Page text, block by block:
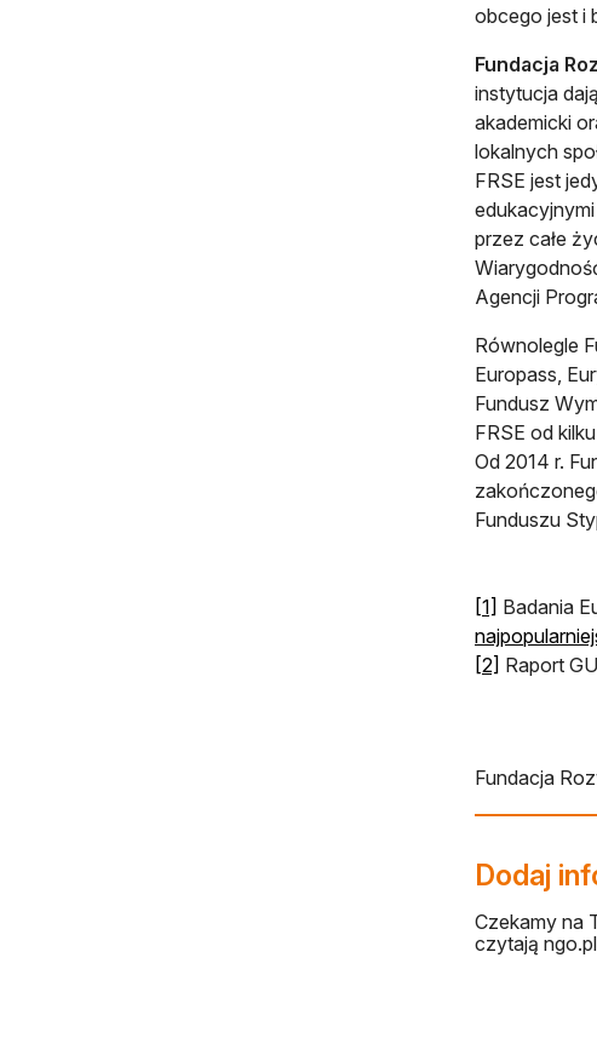
obcego jest i
Fundacja
instytucja
akademicki
lokalnych
FRSE jest
przez całe
Agencji
Równolegle
Europass,
Fundusz
FRSE od
Od 2014 r.
Funduszu
[1] Badania
[2] Raport
Fundacja
Dodaj
Czekamy na
czytają